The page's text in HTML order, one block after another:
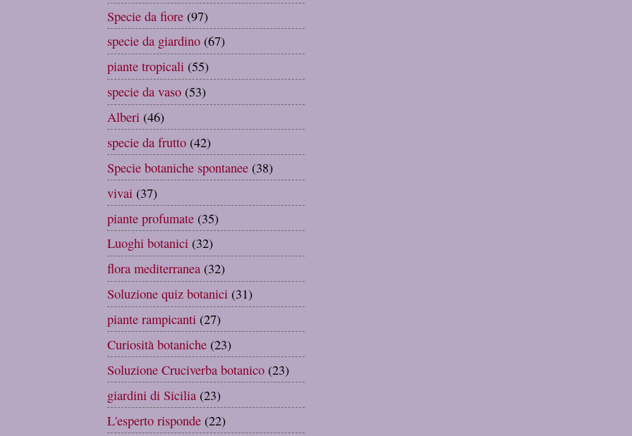
Specie da fiore (97)
specie da giardino (67)
piante tropicali (55)
specie da vaso (53)
Alberi (46)
specie da frutto (42)
Specie botaniche spontanee (38)
vivai (37)
piante profumate (35)
Luoghi botanici (32)
flora mediterranea (32)
Soluzione quiz botanici (31)
piante rampicanti (27)
Curiosità botaniche (23)
Soluzione Cruciverba botanico (23)
giardini di Sicilia (23)
L'esperto risponde (22)